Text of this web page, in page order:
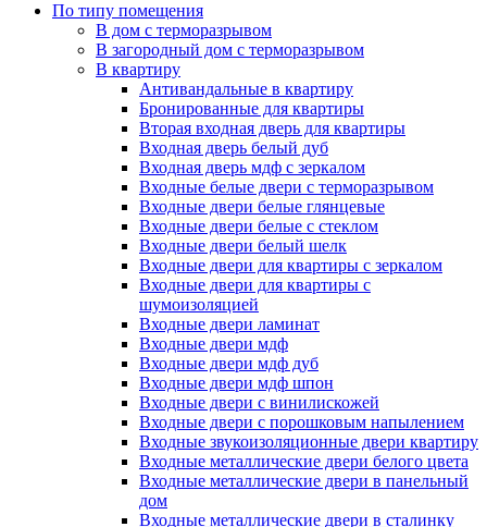
По типу помещения
В дом с терморазрывом
В загородный дом с терморазрывом
В квартиру
Антивандальные в квартиру
Бронированные для квартиры
Вторая входная дверь для квартиры
Входная дверь белый дуб
Входная дверь мдф с зеркалом
Входные белые двери с терморазрывом
Входные двери белые глянцевые
Входные двери белые с стеклом
Входные двери белый шелк
Входные двери для квартиры с зеркалом
Входные двери для квартиры с
шумоизоляцией
Входные двери ламинат
Входные двери мдф
Входные двери мдф дуб
Входные двери мдф шпон
Входные двери с винилискожей
Входные двери с порошковым напылением
Входные звукоизоляционные двери квартиру
Входные металлические двери белого цвета
Входные металлические двери в панельный
дом
Входные металлические двери в сталинку